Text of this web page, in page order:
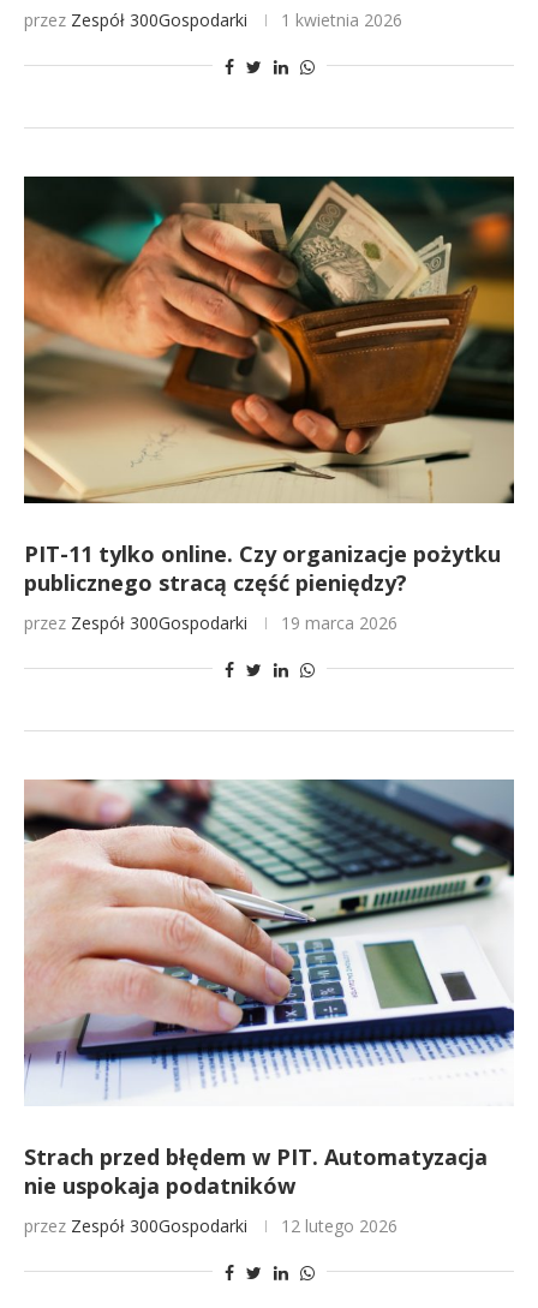
przez Zespół 300Gospodarki 1 kwietnia 2026
PIT-11 tylko online. Czy organizacje pożytku
publicznego stracą część pieniędzy?
przez Zespół 300Gospodarki 19 marca 2026
Strach przed błędem w PIT. Automatyzacja
nie uspokaja podatników
przez Zespół 300Gospodarki 12 lutego 2026